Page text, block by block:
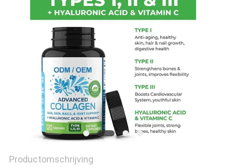
SITEMAP
PRIVACYBELEID
Productomschrijving